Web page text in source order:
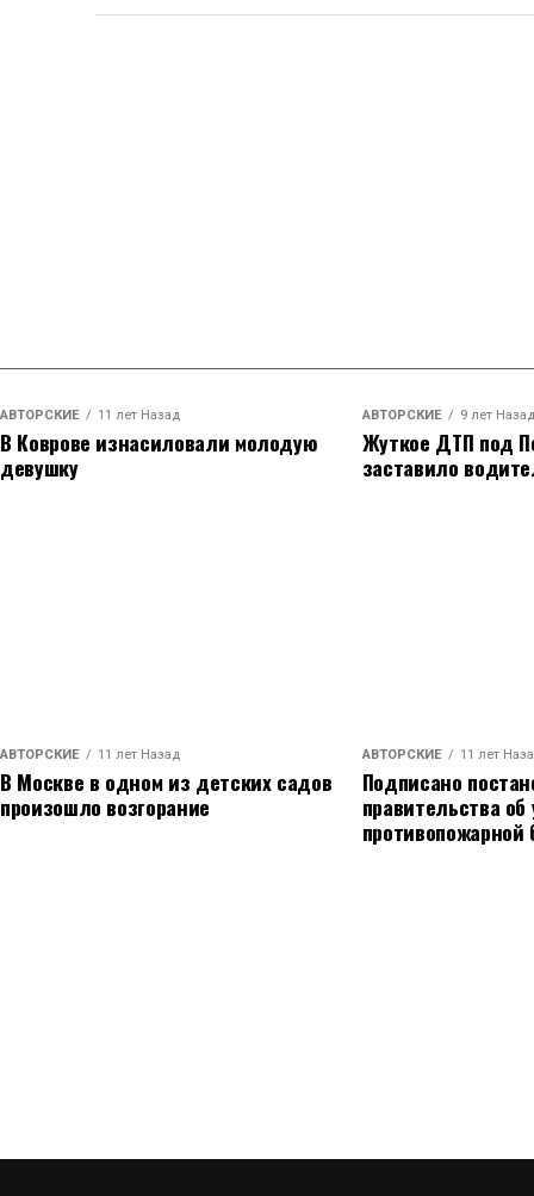
АВТОРСКИЕ 11 лет Назад
В Коврове изнасиловали молодую
девушку
АВТОРСКИЕ 9 лет Назад
Жуткое ДТП под
заставило
АВТОРСКИЕ 11 лет Назад
В Москве в одном из детских садов
произошло возгорание
АВТОРСКИЕ 11 лет
Подписано
правительства
противопожарной